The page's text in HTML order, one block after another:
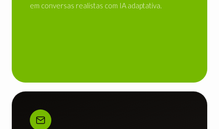
em conversas realistas com IA adaptativa.